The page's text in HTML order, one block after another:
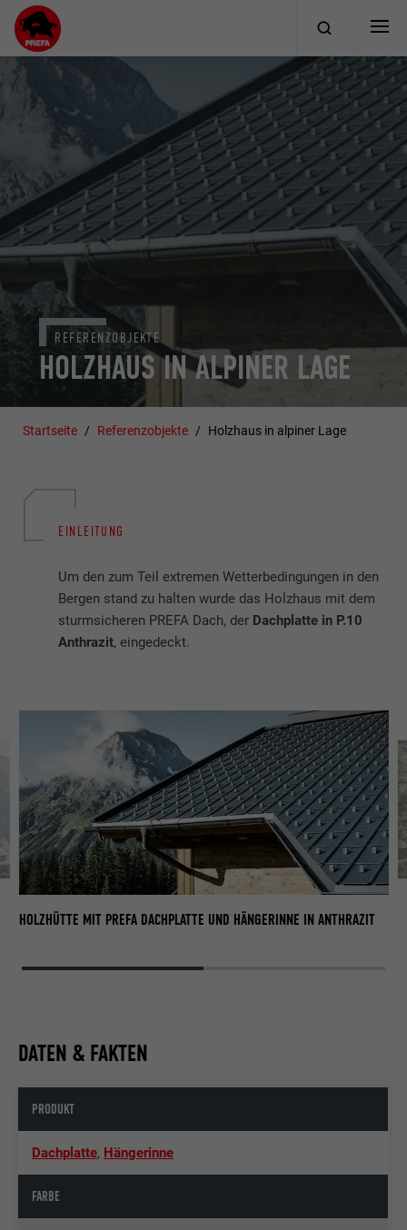
HOLZHAUS IN ALPINER LAGE
REFERENZOBJEKTE
Startseite Referenzobjekte Holzhaus in alpiner Lage
EINLEITUNG
Um den zum Teil extremen Wetterbedingungen in den
Bergen stand zu halten wurde das Holzhaus mit dem
sturmsicheren PREFA Dach, der Dachplatte in P.10
Anthrazit, eingedeckt.
HOLZHÜTTE MIT PREFA DACHPLATTE UND HÄNGERINNE IN ANTHRAZIT
DATEN & FAKTEN
PRODUKT
Dachplatte, Hängerinne
FARBE